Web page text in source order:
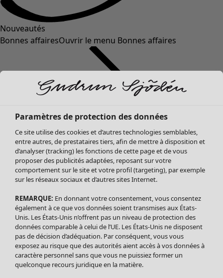
Nouveautés
Bonnes affairesOuvrir le menu Bonnes affaires
Soldes Vêtements
Tous les vêtements
Robes
Tuniques
Blouses
Tops
Gilets
Pantalon
Jupes
Paramètres de protection des données
Ce site utilise des cookies et d’autres technologies semblables,
entre autres, de prestataires tiers, afin de mettre à disposition et
d’analyser (tracking) les fonctions de cette page et de vous
proposer des publicités adaptées, reposant sur votre
comportement sur le site et votre profil (targeting), par exemple
sur les réseaux sociaux et d’autres sites Internet.
REMARQUE: En donnant votre consentement, vous consentez
également à ce que vos données soient transmises aux États-
Unis. Les États-Unis n’offrent pas un niveau de protection des
données comparable à celui de l’UE. Les États-Unis ne disposent
pas de décision d’adéquation. Par conséquent, vous vous
exposez au risque que des autorités aient accès à vos données à
caractère personnel sans que vous ne puissiez former un
quelconque recours juridique en la matière.